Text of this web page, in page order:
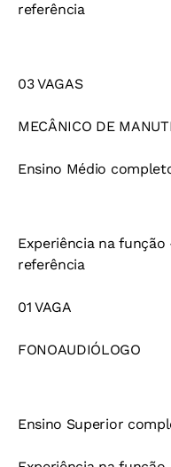
referência
03 VAGAS
MECÂNICO DE
Ensino Médio
Experiência na
referência
01 VAGA
FONOAUDIÓLOGO
Ensino Superior